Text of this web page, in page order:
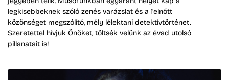
legkisebbeknek szóló zenés varázslat és a felnőtt
közönséget megszólító, mély lélektani detektívtörténet.
Szeretettel hívjuk Önöket, töltsék velünk az évad utolsó
pillanatait is!